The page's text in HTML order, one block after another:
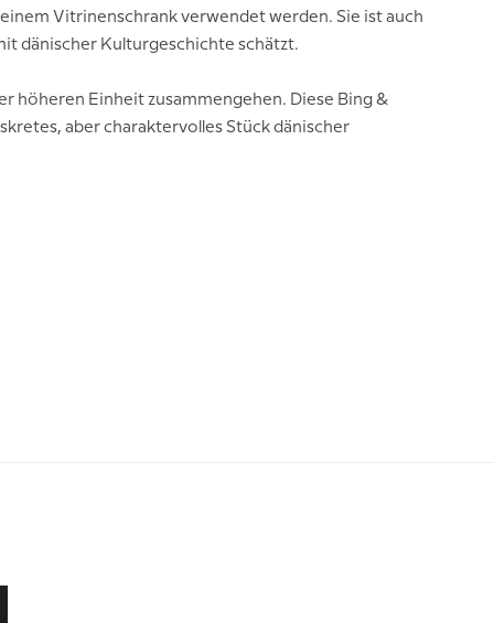
Vitrinenschrank verwendet werden. Sie ist auch
dänischer Kulturgeschichte schätzt.
höheren Einheit zusammengehen. Diese Bing &
aber charaktervolles Stück dänischer